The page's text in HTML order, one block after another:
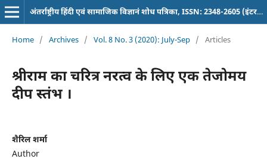
अंतर्राष्ट्रीय हिंदी एवं सामाजिक विज्ञानं शोध पत्रिका, ISSN: 2348-2605 (इंटरनेशनल पत्रिका)
Home / Archives / Vol. 8 No. 3 (2020): July-Sep / Articles
श्रीराम का चरित्र नरत्व के लिए एक तेजोमय
दीप स्तंभ ।
शैरिल शर्मा
Author